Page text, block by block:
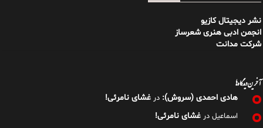
نشر دیجیتال کازیو
انجمن ادبی هنری شعرساز
شرکت مدانت
آخرین دیدگاه‌ها
هادی احمدی (سروش): در غشای نامرئی!
اسماعیل در غشای نامرئی!